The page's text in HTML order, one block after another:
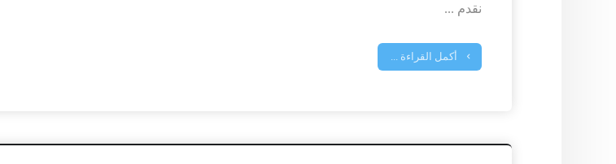
نقدم ...
أكمل القراءة ...